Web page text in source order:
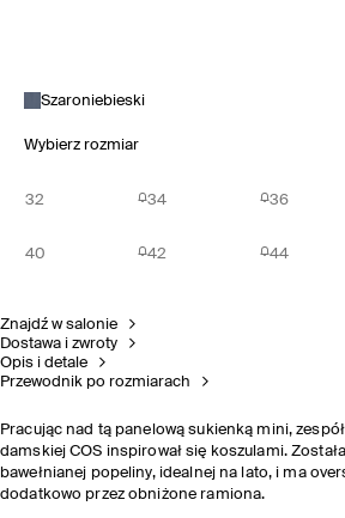
Szaroniebieski
Wybierz rozmiar
32 34 36
40 42 44
Znajdź w salonie
Dostawa i zwroty
Opis i detale
Przewodnik po rozmiarach
Pracując nad tą panelową sukienką mini,
damskiej COS inspirował się koszulami.
bawełnianej popeliny, idealnej na lato, i ma
dodatkowo przez obniżone ramiona.